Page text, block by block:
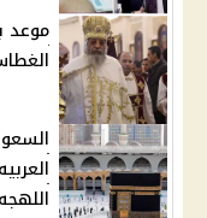
موعد
الغطاس